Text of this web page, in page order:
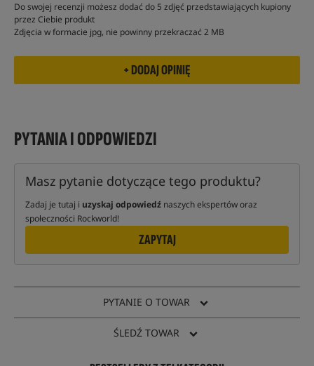
Do swojej recenzji możesz dodać do 5 zdjęć przedstawiających kupiony
przez Ciebie produkt
Zdjęcia w formacie jpg, nie powinny przekraczać 2 MB
PYTANIA I ODPOWIEDZI
Masz pytanie dotyczące tego produktu?
Zadaj je tutaj i uzyskaj odpowiedź naszych ekspertów oraz
społeczności Rockworld!
ZAPYTAJ
PYTANIE O TOWAR
ŚLEDŹ TOWAR